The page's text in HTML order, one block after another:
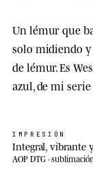
Un lémur que
solo midiendo y
de lémur. Es
azul, de mi
IMPRESIÓN
Integral, vibrante
AOP DTG ·